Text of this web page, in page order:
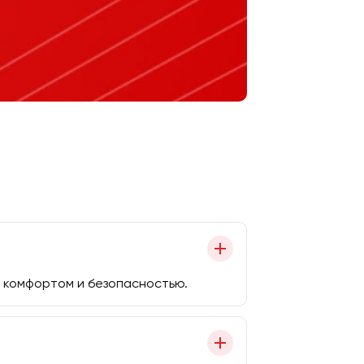
и безопасностью.